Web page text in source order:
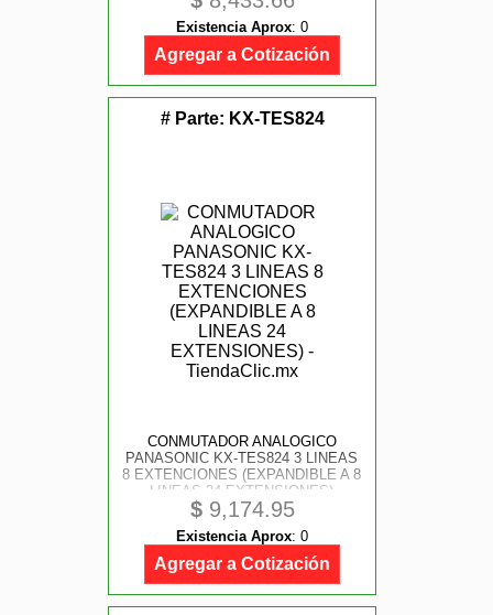
Existencia Aprox: 0
Agregar a Cotización
# Parte: KX-TES824
CONMUTADOR ANALOGICO
PANASONIC KX-TES824 3 LINEAS
8 EXTENCIONES (EXPANDIBLE A 8
LINEAS 24 EXTENSIONES)
$9,174.95
Existencia Aprox: 0
Agregar a Cotización